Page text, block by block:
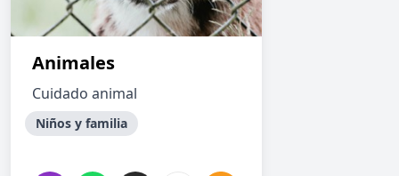
Animales
Cuidado animal
Niños y familia